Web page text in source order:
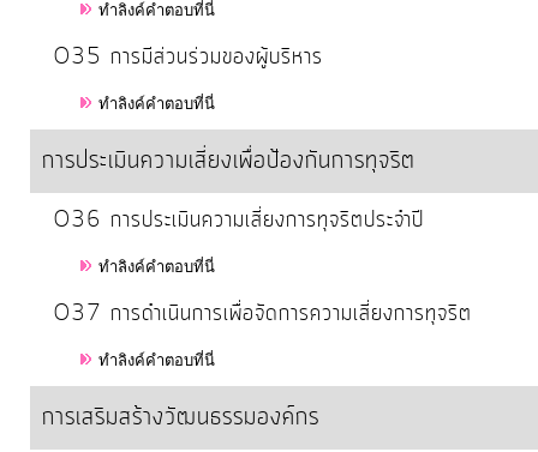
ทำลิงค์คำตอบที่นี่
O35 การมีส่วนร่วมของผู้บริหาร
ทำลิงค์คำตอบที่นี่
การประเมินความเสี่ยงเพื่อป้องกันการทุจริต
O36 การประเมินความเสี่ยงการทุจริตประจำปี
ทำลิงค์คำตอบที่นี่
O37 การดำเนินการเพื่อจัดการความเสี่ยงการทุจริต
ทำลิงค์คำตอบที่นี่
การเสริมสร้างวัฒนธรรมองค์กร